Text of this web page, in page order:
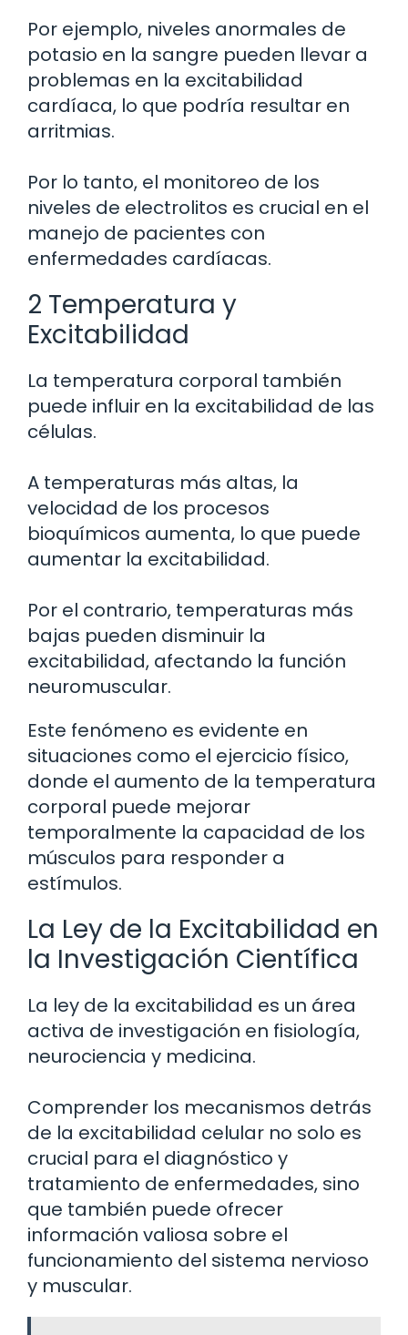
Por ejemplo, niveles anormales de
potasio en la sangre pueden llevar a
problemas en la excitabilidad
cardíaca, lo que podría resultar en
arritmias.
Por lo tanto, el monitoreo de los
niveles de electrolitos es crucial en el
manejo de pacientes con
enfermedades cardíacas.
2 Temperatura y
Excitabilidad
La temperatura corporal también
puede influir en la excitabilidad de las
células.
A temperaturas más altas, la
velocidad de los procesos
bioquímicos aumenta, lo que puede
aumentar la excitabilidad.
Por el contrario, temperaturas más
bajas pueden disminuir la
excitabilidad, afectando la función
neuromuscular.
Este fenómeno es evidente en
situaciones como el ejercicio físico,
donde el aumento de la temperatura
corporal puede mejorar
temporalmente la capacidad de los
músculos para responder a
estímulos.
La Ley de la Excitabilidad en
la Investigación Científica
La ley de la excitabilidad es un área
activa de investigación en fisiología,
neurociencia y medicina.
Comprender los mecanismos detrás
de la excitabilidad celular no solo es
crucial para el diagnóstico y
tratamiento de enfermedades, sino
que también puede ofrecer
información valiosa sobre el
funcionamiento del sistema nervioso
y muscular.